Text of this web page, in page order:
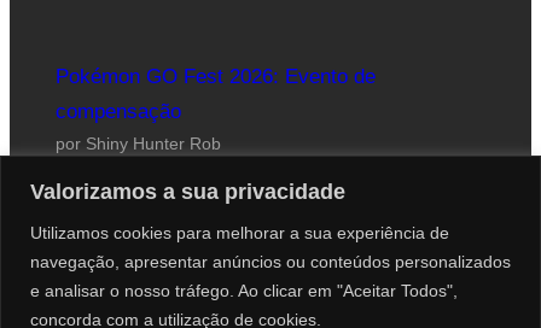
Valorizamos a sua privacidade
Utilizamos cookies para melhorar a sua experiência de
navegação, apresentar anúncios ou conteúdos personalizados
e analisar o nosso tráfego. Ao clicar em "Aceitar Todos",
concorda com a utilização de cookies.
Pokémon GO Fest 2026: Evento de
compensação
por Shiny Hunter Rob
Website desenhado por Roberto Coutinho